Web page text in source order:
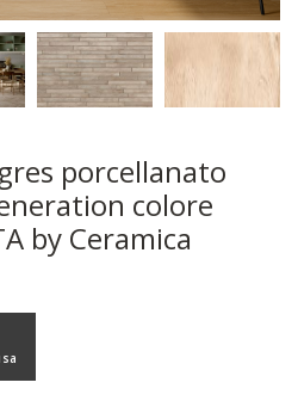
porcellanato
colore
by Ceramica